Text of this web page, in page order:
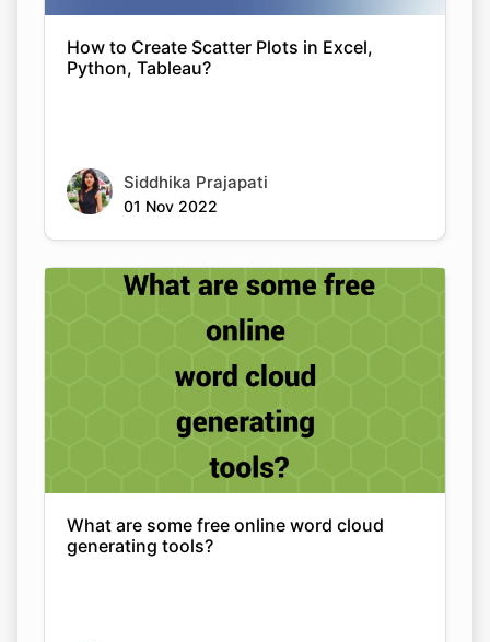
How to Create Scatter Plots in Excel,
Python, Tableau?
Siddhika Prajapati
01 Nov 2022
What are some free online word cloud
generating tools?